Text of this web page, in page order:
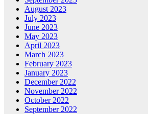
August 2023
July 2023
June 2023
May 2023
April 2023
March 2023
February 2023
January 2023
December 2022
November 2022
October 2022
September 2022